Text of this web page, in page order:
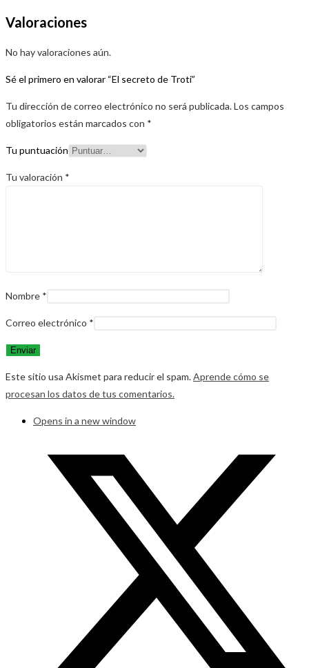
Valoraciones
No hay valoraciones aún.
Sé el primero en valorar “El secreto de Troti”
Tu dirección de correo electrónico no será publicada.Los campos
obligatorios están marcados con *
Tu puntuación
Tu valoración *
Nombre *
Correo electrónico *
Este sitio usa Akismet para reducir el spam.Aprende cómo se
procesan los datos de tus comentarios.
Opens in a new window